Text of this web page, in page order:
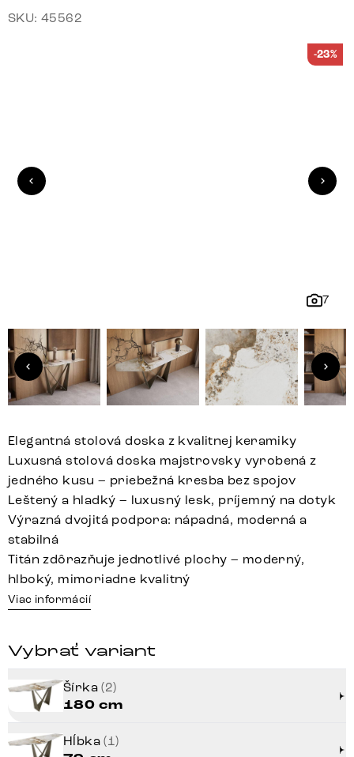
SKU: 45562
7
-23%
Elegantná stolová doska z kvalitnej keramiky
Luxusná stolová doska majstrovsky vyrobená z
jedného kusu – priebežná kresba bez spojov
Leštený a hladký – luxusný lesk, príjemný na dotyk
Výrazná dvojitá podpora: nápadná, moderná a
stabilná
Titán zdôrazňuje jednotlivé plochy – moderný,
hlboký, mimoriadne kvalitný
Viac informácií
Vybrať variant
Šírka(2)
180 cm
Hĺbka(1)